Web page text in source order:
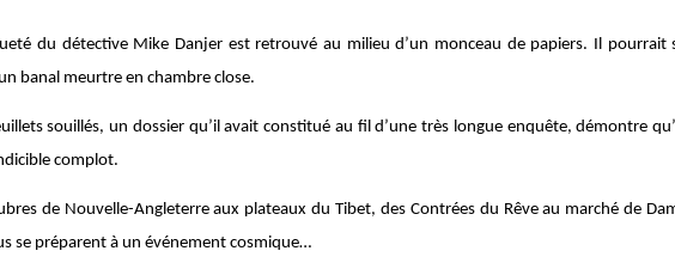
du détective Mike Danjer est retrouvé au milieu d’un monceau de papiers. Il pourrait
banal meurtre en chambre close.
souillés, un dossier qu’il avait constitué au fil d’une très longue enquête, démontre
complot.
de Nouvelle-Angleterre aux plateaux du Tibet, des Contrées du Rêve au marché de
se préparent à un événement cosmique…